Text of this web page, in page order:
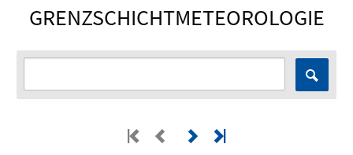
GRENZSCHICHTMETEOROLOGIE